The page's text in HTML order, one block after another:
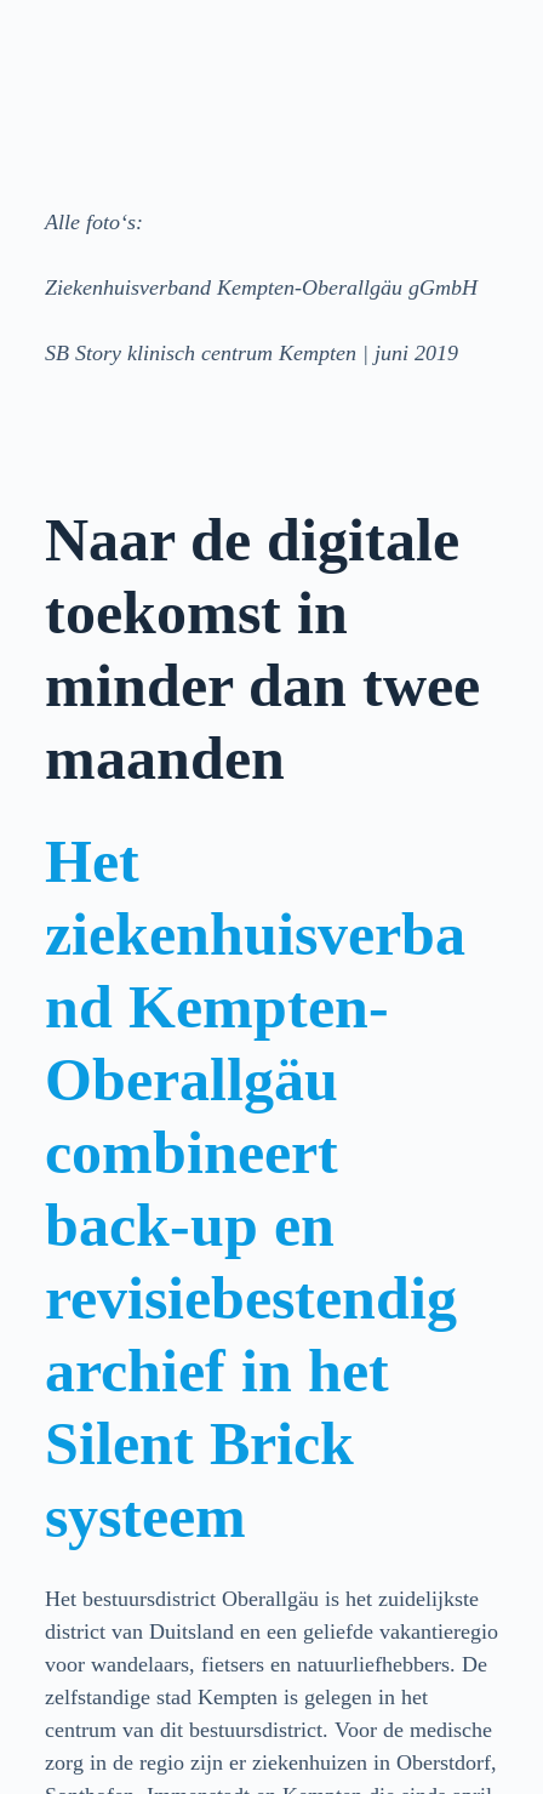
Alle foto‘s:
Ziekenhuisverband Kempten-Oberallgäu gGmbH
SB Story klinisch centrum Kempten | juni 2019
Naar de digitale
toekomst in
minder dan twee
maanden
Het
ziekenhuisverba
nd Kempten-
Oberallgäu
combineert
back-up en
revisiebestendig
archief in het
Silent Brick
systeem
Het bestuursdistrict Oberallgäu is het zuidelijkste
district van Duitsland en een geliefde vakantieregio
voor wandelaars, fietsers en natuurliefhebbers. De
zelfstandige stad Kempten is gelegen in het
centrum van dit bestuursdistrict. Voor de medische
zorg in de regio zijn er ziekenhuizen in Oberstdorf,